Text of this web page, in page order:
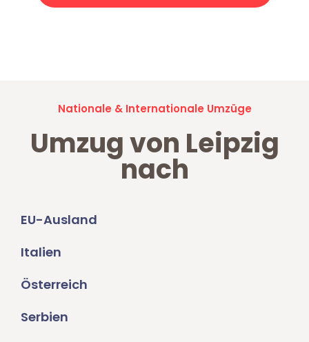
Nationale & Internationale Umzüge
Umzug von Leipzig
nach
EU-Ausland
Italien
Österreich
Serbien